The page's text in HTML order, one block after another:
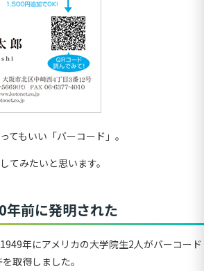
てもいい「バーコード」。
てみたいと思います。
年前に発明された
年にアメリカの大学院生2人がバーコード
取得しました。